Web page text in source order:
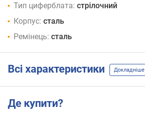
Тип циферблата: стрілочний
Корпус: сталь
Ремінець: сталь
Всі характеристики Докладніше
Де купити?